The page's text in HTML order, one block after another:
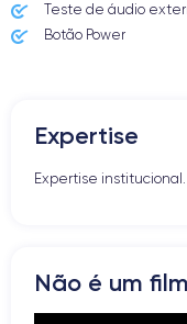
Teste de áudio
Botão Power
Entrada Jack ou
Altifalante
Botão Home
Vibrador
Prise USB
Expertise
Expertise institucional.
Não é um